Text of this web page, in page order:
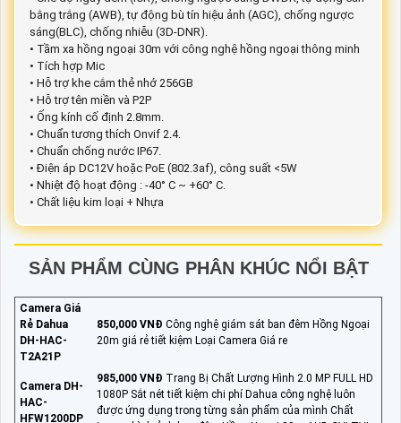
bằng trắng (AWB), tự động bù tín hiệu ảnh (AGC), chống ngược
sáng(BLC), chống nhiễu (3D-DNR).
• Tầm xa hồng ngoại 30m với công nghệ hồng ngoại thông minh
• Tích hợp Mic
• Hỗ trợ khe cắm thẻ nhớ 256GB
• Hỗ trợ tên miền và P2P
• Ống kính cố định 2.8mm.
• Chuẩn tương thích Onvif 2.4.
• Chuẩn chống nước IP67.
• Điện áp DC12V hoặc PoE (802.3af), công suất <5W
• Nhiệt độ hoạt động : -40° C ~ +60° C.
• Chất liệu kim loại + Nhựa
SẢN PHẨM CÙNG PHÂN KHÚC NỔI BẬT
Camera Giá
Rẻ Dahua
DH-HAC-
T2A21P
850,000 VNĐ Công nghệ giám sát ban đêm Hồng Ngoại
20m giá rẻ tiết kiệm Loại Camera Giá re
Camera DH-
HAC-
HFW1200DP
985,000 VNĐ Trang Bị Chất Lượng Hình 2.0 MP FULL HD
1080P Sắt nét tiết kiệm chi phí Dahua công nghệ luôn
được ứng dụng trong từng sản phẩm của mình Chất